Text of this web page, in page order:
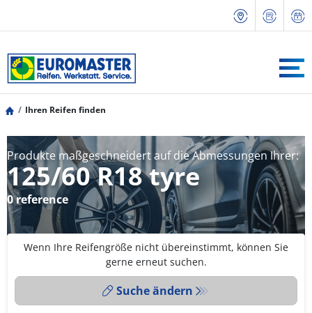
Ihren Reifen finden
Produkte maßgeschneidert auf die Abmessungen Ihrer:
125/60 R18 tyre
0 reference
Wenn Ihre Reifengröße nicht übereinstimmt, können Sie
gerne erneut suchen.
Suche ändern